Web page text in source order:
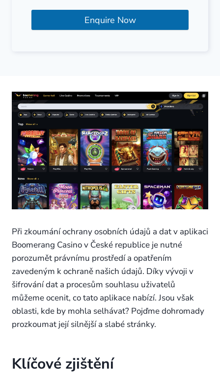
Enquire Now
Při zkoumání ochrany osobních údajů a dat v aplikaci
Boomerang Casino v České republice je nutné
porozumět právnímu prostředí a opatřením
zavedeným k ochraně našich údajů. Díky vývoji v
šifrování dat a procesům souhlasu uživatelů
můžeme ocenit, co tato aplikace nabízí. Jsou však
oblasti, kde by mohla selhávat? Pojďme dohromady
prozkoumat její silnější a slabé stránky.
Klíčové zjištění